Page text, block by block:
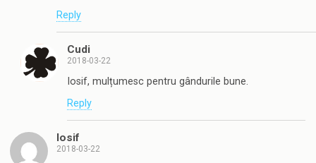
Reply
Cudi
2018-03-22
Iosif, mulțumesc pentru gândurile bune.
Reply
Iosif
2018-03-22